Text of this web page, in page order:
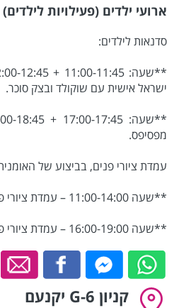
ארועי ילדים (פעילויות לילדים)
סדנאות לילדים:
ישראל אישית עם שוקולד ובצק סוכר.
מפסיפס.
עמדת ציורי פנים, בביצוע של
**שעה 11:00-14:00 – עמדת ציורי פנים
**שעה 16:00-19:00 – עמדת ציורי פנים
קניון G-6 יקנעם